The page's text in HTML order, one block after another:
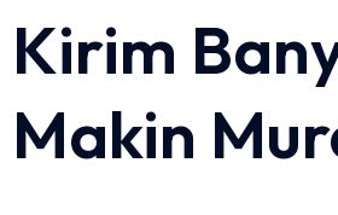
Kirim
Makin